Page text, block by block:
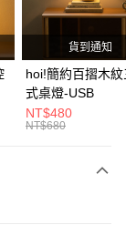
行
行
行
行
行
。 讓您購物簡單
貨到通知
hoi!簡約百摺木
式桌燈-USB
NT$480
NT$680